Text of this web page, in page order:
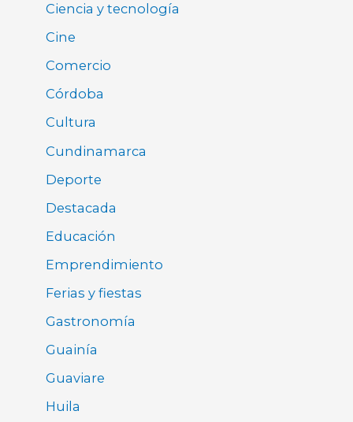
Ciencia y tecnología
Cine
Comercio
Córdoba
Cultura
Cundinamarca
Deporte
Destacada
Educación
Emprendimiento
Ferias y fiestas
Gastronomía
Guainía
Guaviare
Huila